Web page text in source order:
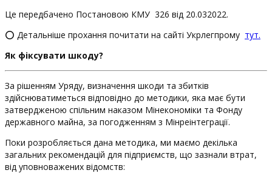
Це передбачено Постановою КМУ 326 від 20.032022.
⭕️ Детальніше прохання почитати на сайті Укрлегпрому тут.
Як фіксувати шкоду?
За рішенням Уряду, визначення шкоди та збитків
здійснюватиметься відповідно до методики, яка має бути
затвердженою спільним наказом Мінекономіки та Фонду
державного майна, за погодженням з Мінреінтеграції.
Поки розробляється дана методика, ми маємо декілька
загальних рекомендацій для підприємств, що зазнали втрат,
від уповноважених відомств: